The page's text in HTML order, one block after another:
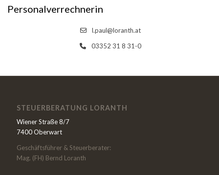
Personalverrechnerin
l.paul@loranth.at
03352 31 8 31-0
STEUERBERATUNG LORANTH
Wiener Straße 8/7
7400 Oberwart
Geschäftsführer & Steuerberater:
Mag. (FH) Bernd Loranth